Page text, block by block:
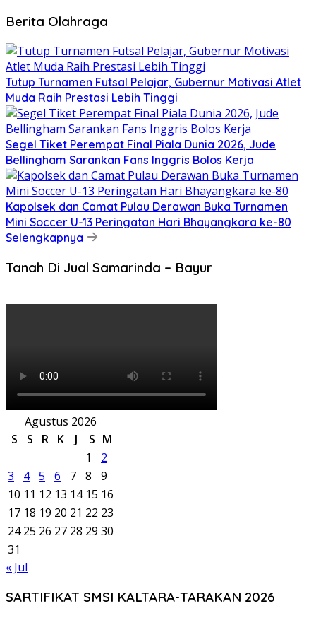
Berita Olahraga
Tutup Turnamen Futsal Pelajar, Gubernur Motivasi Atlet
Muda Raih Prestasi Lebih Tinggi
Segel Tiket Perempat Final Piala Dunia 2026, Jude
Bellingham Sarankan Fans Inggris Bolos Kerja
Kapolsek dan Camat Pulau Derawan Buka Turnamen
Mini Soccer U-13 Peringatan Hari Bhayangkara ke-80
Selengkapnya
Tanah Di Jual Samarinda – Bayur
Agustus 2026
S
S R K J S M
1
2
3
4 5 6 7 8
9
10 11 12 13 14 15 16
17 18 19 20 21 22 23
24 25 26 27 28 29 30
31
« Jul
SARTIFIKAT SMSI KALTARA-TARAKAN 2026